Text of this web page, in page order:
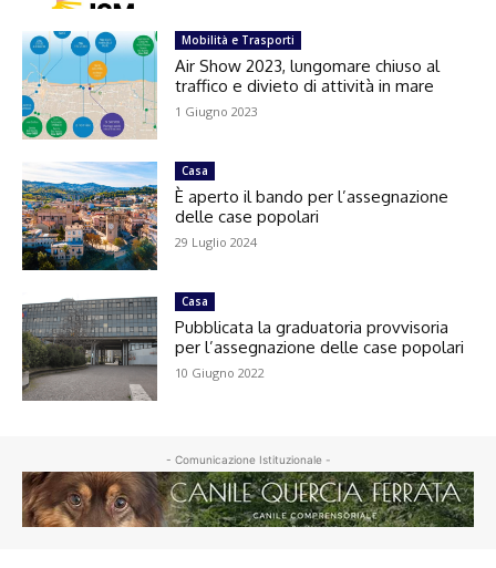
Mobilità e Trasporti
Air Show 2023, lungomare chiuso al
traffico e divieto di attività in mare
1 Giugno 2023
Casa
È aperto il bando per l’assegnazione
delle case popolari
29 Luglio 2024
Casa
Pubblicata la graduatoria provvisoria
per l’assegnazione delle case popolari
10 Giugno 2022
- Comunicazione Istituzionale -